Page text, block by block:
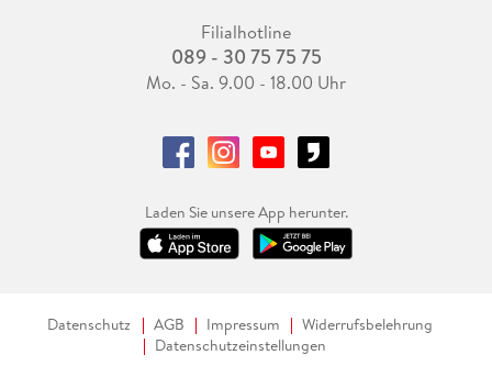
Filialhotline
089 - 30 75 75 75
Mo. - Sa. 9.00 - 18.00 Uhr
Laden Sie unsere App herunter.
Datenschutz AGB Impressum
Widerrufsbelehrung
Datenschutzeinstellungen